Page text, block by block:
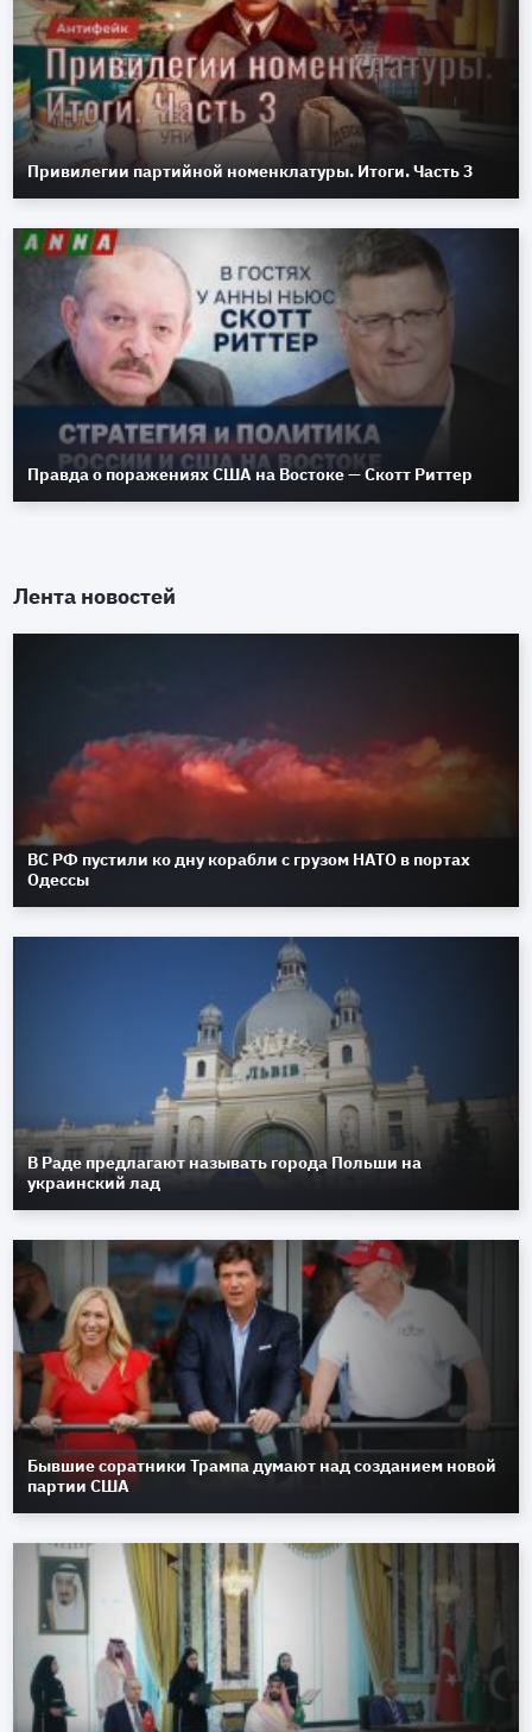
Привилегии партийной номенклатуры. Итоги. Часть 3
Правда о поражениях США на Востоке — Скотт Риттер
Лента новостей
ВС РФ пустили ко дну корабли с грузом НАТО в портах
Одессы
В Раде предлагают называть города Польши на
украинский лад
Бывшие соратники Трампа думают над созданием новой
партии США